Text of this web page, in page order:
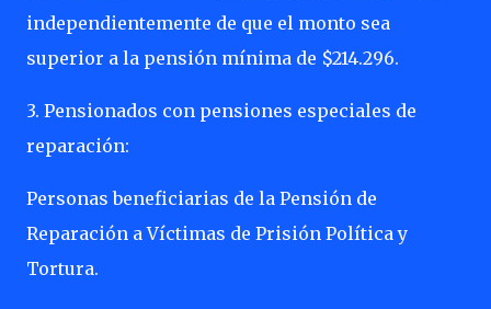
independientemente de que el monto sea
superior a la pensión mínima de $214.296.
3. Pensionados con pensiones especiales de
reparación:
Personas beneficiarias de la Pensión de
Reparación a Víctimas de Prisión Política y
Tortura.